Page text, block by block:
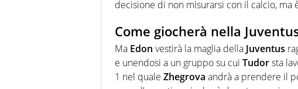
decisione di non misurarsi con il calcio, ma
Come giocherà nella
Ma Edon vestirà la maglia della Juventus
e unendosi a un gruppo su cui Tudorsta
1 nel quale Zhegrova andrà a prendere il